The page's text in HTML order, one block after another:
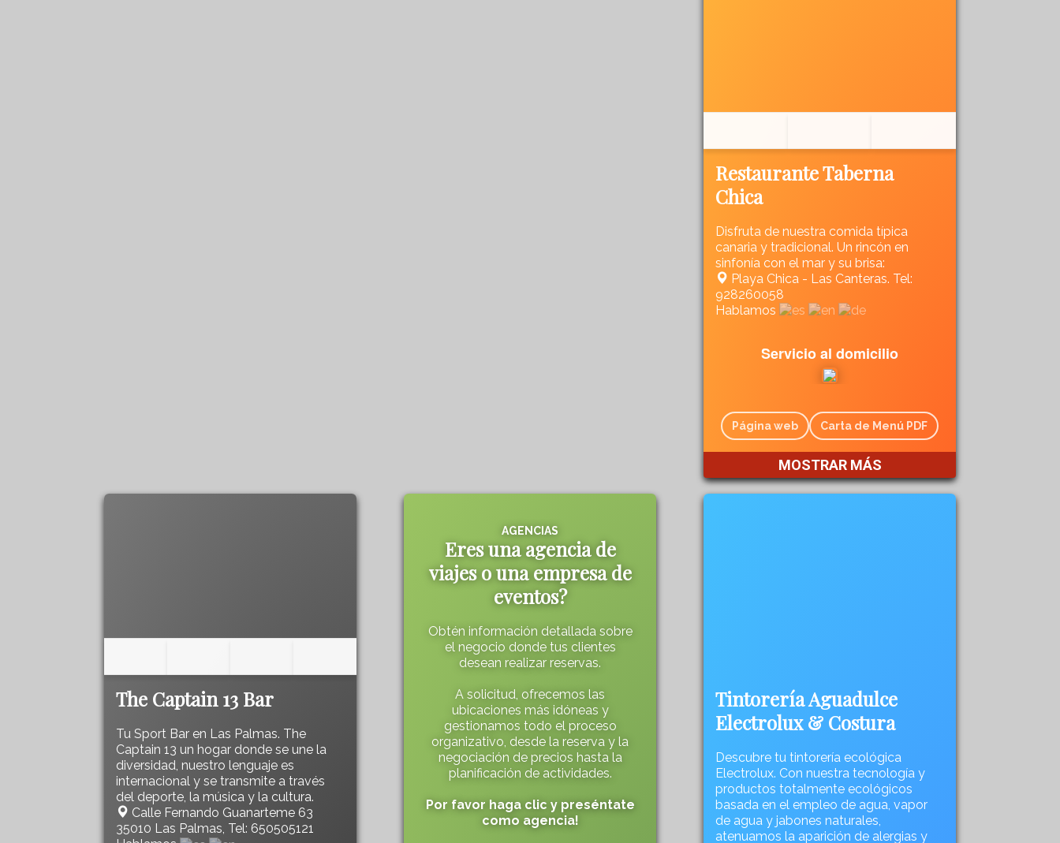
Restaurante Taberna
Chica
Disfruta de nuestra comida típica
canaria y tradicional. Un rincón en
sinfonía con el mar y su brisa:
Playa Chica - Las Canteras. Tel:
928260058
Hablamos
Servicio al domicilio
Página web Carta de Menú PDF
MOSTRAR MÁS
The Captain 13 Bar
Tu Sport Bar en Las Palmas. The
Captain 13 un hogar donde se une la
diversidad, nuestro lenguaje es
internacional y se transmite a través
del deporte, la música y la cultura.
Calle Fernando Guanarteme 63
35010 Las Palmas, Tel: 650505121
AGENCIAS
Eres una agencia de
viajes o una empresa de
eventos?
Obtén información detallada sobre
el negocio donde tus clientes
desean realizar reservas.
A solicitud, ofrecemos las
ubicaciones más idóneas y
gestionamos todo el proceso
organizativo, desde la reserva y la
negociación de precios hasta la
planificación de actividades.
Por favor haga clic y preséntate
como agencia!
Tintorería Aguadulce
Electrolux & Costura
Descubre tu tintorería ecológica
Electrolux. Con nuestra tecnología y
productos totalmente ecológicos
basada en el empleo de agua, vapor
de agua y jabones naturales,
atenuamos la aparición de alergias y